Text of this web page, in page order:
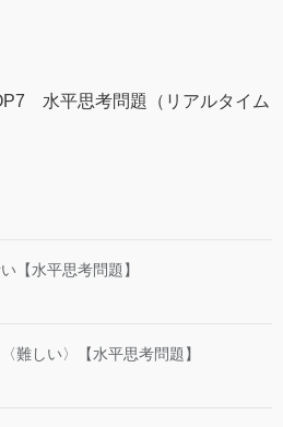
水平思考問題（リアルタイム
【水平思考問題】
難しい〉【水平思考問題】